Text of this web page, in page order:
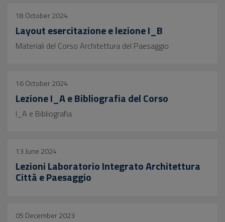
18 October 2024
Layout esercitazione e lezione I_B
Materiali del Corso Architettura del Paesaggio
16 October 2024
Lezione I_A e Bibliografia del Corso
I_A e Bibliografia
13 June 2024
Lezioni Laboratorio Integrato Architettura
Città e Paesaggio
05 December 2023